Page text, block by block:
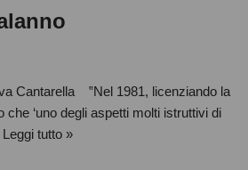
Cantarella ‟Nel 1981, licenziando la
‘uno degli aspetti molti istruttivi di
Leggi tutto »